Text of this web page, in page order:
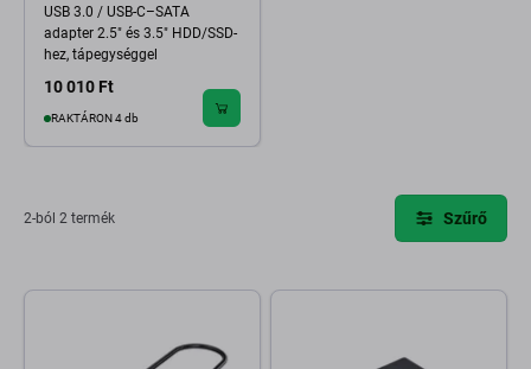
USB 3.0 / USB-C–SATA
adapter 2.5" és 3.5" HDD/SSD-
hez, tápegységgel
10 010 Ft
RAKTÁRON 4 db
2-ból 2 termék Szűrő